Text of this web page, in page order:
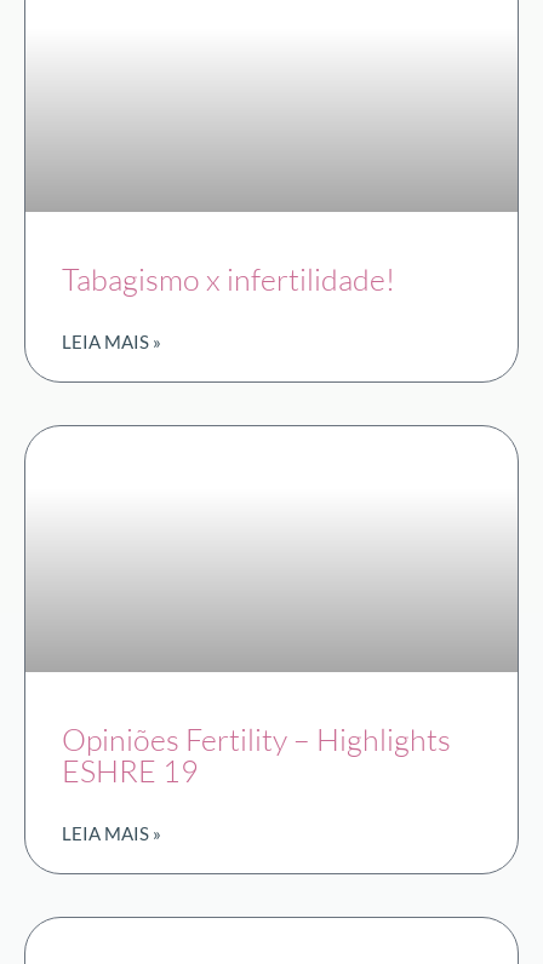
Tabagismo x infertilidade!
LEIA MAIS »
Opiniões Fertility – Highlights
ESHRE 19
LEIA MAIS »